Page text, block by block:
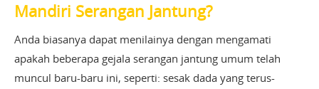
Mandiri Serangan Jantung?
Anda biasanya dapat menilainya dengan mengamati
apakah beberapa gejala serangan jantung umum telah
muncul baru-baru ini, seperti: sesak dada yang terus-